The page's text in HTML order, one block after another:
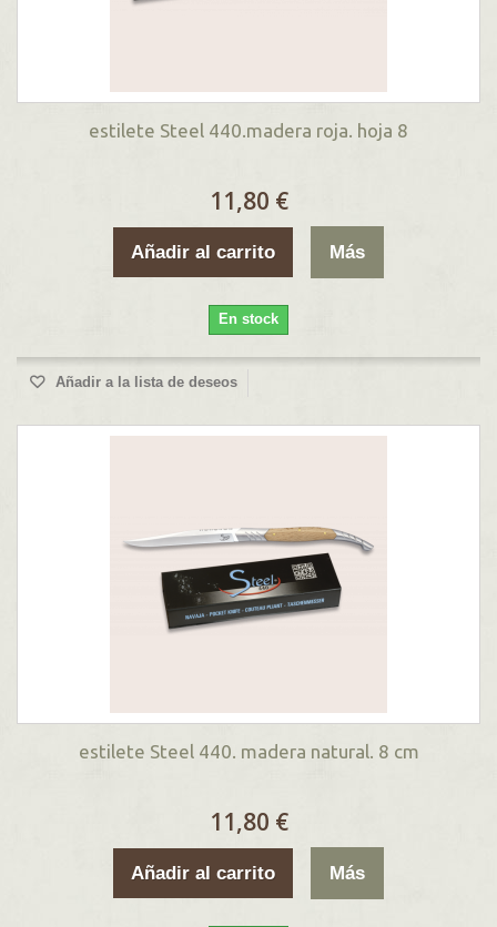
estilete Steel 440.madera roja. hoja 8
11,80 €
Añadir al carrito Más
En stock
Añadir a la lista de deseos
estilete Steel 440. madera natural. 8 cm
11,80 €
Añadir al carrito Más